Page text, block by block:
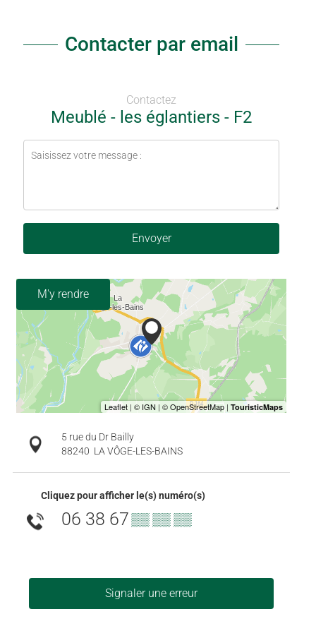
Contacter par email
Contactez
Meublé - les églantiers - F2
Envoyer
M'y rendre
5 rue du Dr Bailly
88240 LA VÔGE-LES-BAINS
Cliquez pour afficher le(s) numéro(s)
06 38 67▒▒ ▒▒ ▒▒
Signaler une erreur